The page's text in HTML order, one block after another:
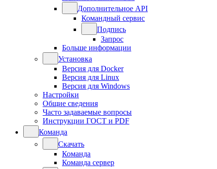
Дополнительное API
Командный сервис
Подпись
Запрос
Больше информации
Установка
Версия для Docker
Версия для Linux
Версия для Windows
Настройки
Общие сведения
Часто задаваемые вопросы
Инструкции ГОСТ и PDF
Команда
Скачать
Команда
Команда сервер